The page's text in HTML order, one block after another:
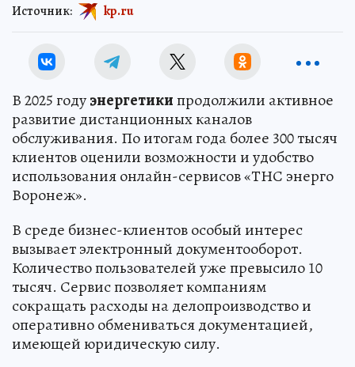
Источник: kp.ru
В 2025 годуэнергетикипродолжили активное
развитие дистанционных каналов
обслуживания. По итогам года более 300 тысяч
клиентов оценили возможности и удобство
использования онлайн-сервисов «ТНС энерго
Воронеж».
В среде бизнес-клиентов особый интерес
вызывает электронный документооборот.
Количество пользователей уже превысило 10
тысяч. Сервис позволяет компаниям
сокращать расходы на делопроизводство и
оперативно обмениваться документацией,
имеющей юридическую силу.